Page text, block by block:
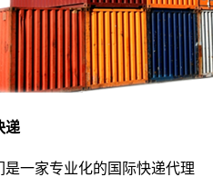
递
一家专业化的国际快递代理